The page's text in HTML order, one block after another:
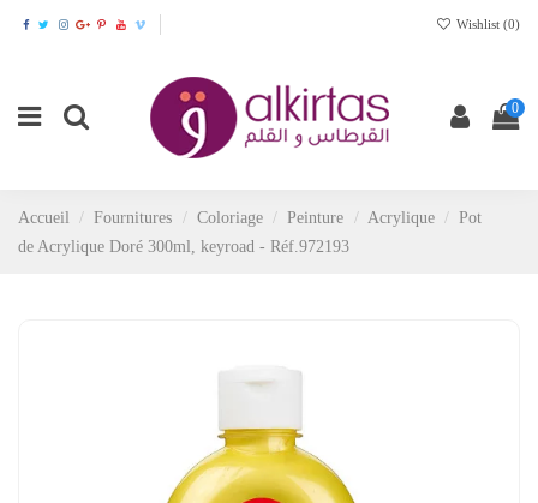
Wishlist (0)
0
Accueil Fournitures Coloriage Peinture Acrylique
Pot
de Acrylique Doré 300ml, keyroad - Réf.972193